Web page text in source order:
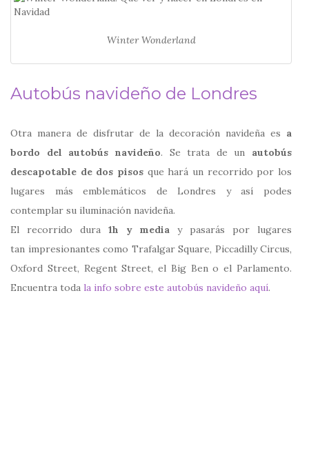
Winter Wonderland
Autobús navideño de Londres
Otra manera de disfrutar de la decoración navideña es a
bordo del autobús navideño. Se trata de un autobús
descapotable de dos pisos que hará un recorrido por los
lugares más emblemáticos de Londres y así podes
contemplar su iluminación navideña.
El recorrido dura 1h y media y pasarás por lugares
tan impresionantes como Trafalgar Square, Piccadilly Circus,
Oxford Street, Regent Street, el Big Ben o el Parlamento.
Encuentra toda la info sobre este autobús navideño aquí.